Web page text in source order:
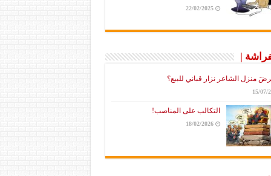
22/02/2025
|
منزل الشاعر نزار قباني للبيع؟
15/07/
التكالب على المناصب!
18/02/2026